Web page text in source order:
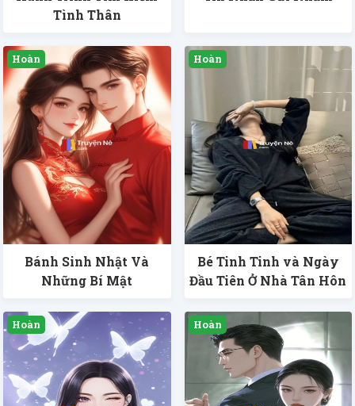
Tình Thân
Bánh Sinh Nhật Và
Những Bí Mật
Bé Tinh Tinh và Ngày
Đầu Tiên Ở Nhà Tân Hôn